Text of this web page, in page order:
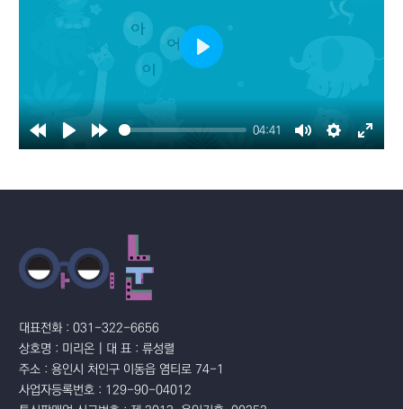
Rewind
Play Forward
04:41
MuteSettings
Enter
Play
대표전화 : 031-322-6656
상호명 : 미리온 | 대 표 : 류성렬
주소 : 용인시 처인구 이동읍 염티로 74-1
사업자등록번호 : 129-90-04012